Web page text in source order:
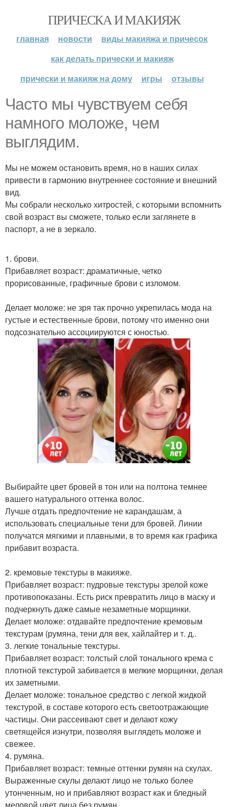
ПРИЧЕСКА И МАКИЯЖ
главная новости
виды макияжа и причесок
как делать прически и макияж
прически и макияж на дому
игры отзывы
Часто мы чувствуем себя
намного моложе, чем
выглядим.
Мы не можем остановить время, но в наших силах
привести в гармонию внутреннее состояние и внешний
вид.
Мы собрали несколько хитростей, с которыми вспомнить
свой возраст вы сможете, только если заглянете в
паспорт, а не в зеркало.
1. брови.
Прибавляет возраст: драматичные, четко
прорисованные, графичные брови с изломом.
Делает моложе: не зря так прочно укрепилась мода на
густые и естественные брови, потому что именно они
подсознательно ассоциируются с юностью.
Выбирайте цвет бровей в тон или на полтона темнее
вашего натурального оттенка волос.
Лучше отдать предпочтение не карандашам, а
использовать специальные тени для бровей. Линии
получатся мягкими и плавными, в то время как графика
прибавит возраста.
2. кремовые текстуры в макияже.
Прибавляет возраст: пудровые текстуры зрелой коже
противопоказаны. Есть риск превратить лицо в маску и
подчеркнуть даже самые незаметные морщинки.
Делает моложе: отдавайте предпочтение кремовым
текстурам (румяна, тени для век, хайлайтер и т. д..
3. легкие тональные текстуры.
Прибавляет возраст: толстый слой тонального крема с
плотной текстурой забивается в мелкие морщинки, делая
их заметными.
Делает моложе: тональное средство с легкой жидкой
текстурой, в составе которого есть светоотражающие
частицы. Они рассеивают свет и делают кожу
светящейся изнутри, позволяя выглядеть моложе и
свежее.
4. румяна.
Прибавляет возраст: темные оттенки румян на скулах.
Выраженные скулы делают лицо не только более
утонченным, но и прибавляют возраст как и бледный
меловой цвет лица без румян.